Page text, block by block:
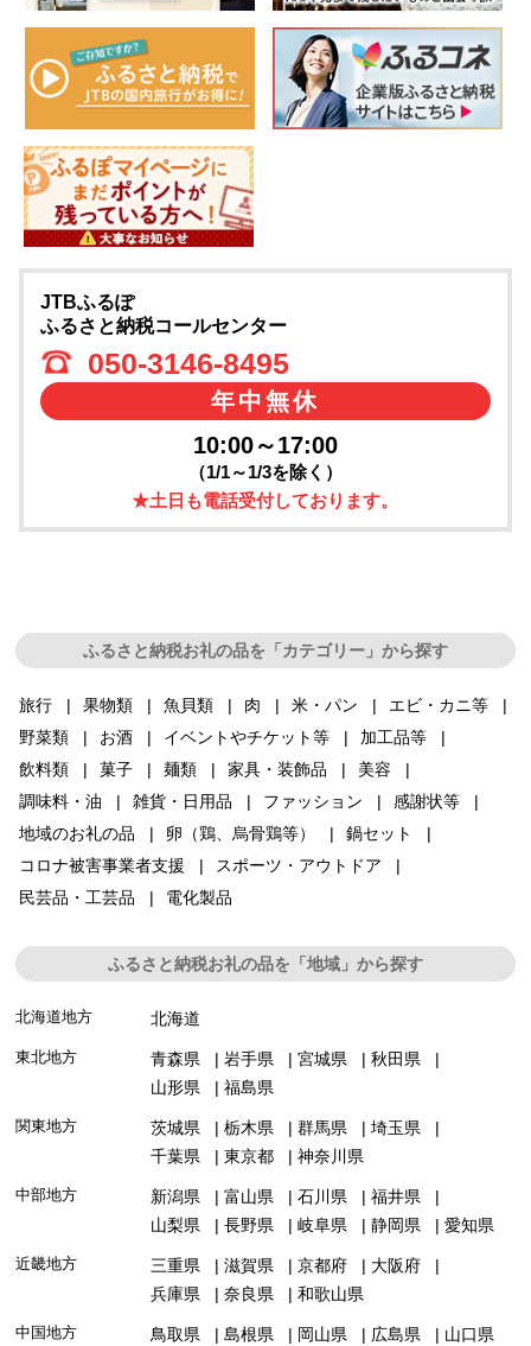
JTBふるぽ
ふるさと納税コールセンター
050-3146-8495
年中無休
10:00～17:00
（1/1～1/3を除く）
★土日も電話受付しております。
ふるさと納税お礼の品を「カテゴリー」から探す
旅行 果物類 魚貝類 肉 米・パン
エビ・カニ等
野菜類
お酒 イベントやチケット等
加工品等
飲料類
菓子 麺類 家具・装飾品
美容
調味料・油
雑貨・日用品 ファッション
感謝状等
地域のお礼の品
卵（鶏、烏骨鶏等）
鍋セット
コロナ被害事業者支援
スポーツ・アウトドア
民芸品・工芸品
電化製品
ふるさと納税お礼の品を「地域」から探す
北海道地方 北海道
東北地方 青森県 岩手県 宮城県
秋田県
山形県
福島県
関東地方 茨城県 栃木県 群馬県
埼玉県
千葉県
東京都 神奈川県
中部地方 新潟県 富山県 石川県
福井県
山梨県
長野県 岐阜県 静岡県 愛知県
近畿地方 三重県 滋賀県 京都府
大阪府
兵庫県
奈良県 和歌山県
中国地方 鳥取県 島根県 岡山県 広島県 山口県